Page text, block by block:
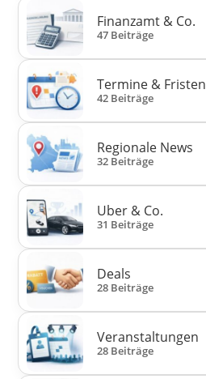
Finanzamt & Co.
47 Beiträge
Termine & Fristen
42 Beiträge
Regionale News
32 Beiträge
Uber & Co.
31 Beiträge
Deals
28 Beiträge
Veranstaltungen
28 Beiträge